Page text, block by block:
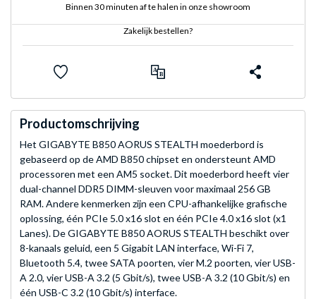
Binnen 30 minuten af te halen in onze showroom
Zakelijk bestellen?
Productomschrijving
Het GIGABYTE B850 AORUS STEALTH moederbord is
gebaseerd op de AMD B850 chipset en ondersteunt AMD
processoren met een AM5 socket. Dit moederbord heeft vier
dual-channel DDR5 DIMM-sleuven voor maximaal 256 GB
RAM. Andere kenmerken zijn een CPU-afhankelijke grafische
oplossing, één PCIe 5.0 x16 slot en één PCIe 4.0 x16 slot (x1
Lanes). De GIGABYTE B850 AORUS STEALTH beschikt over
8-kanaals geluid, een 5 Gigabit LAN interface, Wi-Fi 7,
Bluetooth 5.4, twee SATA poorten, vier M.2 poorten, vier USB-
A 2.0, vier USB-A 3.2 (5 Gbit/s), twee USB-A 3.2 (10 Gbit/s) en
één USB-C 3.2 (10 Gbit/s) interface.